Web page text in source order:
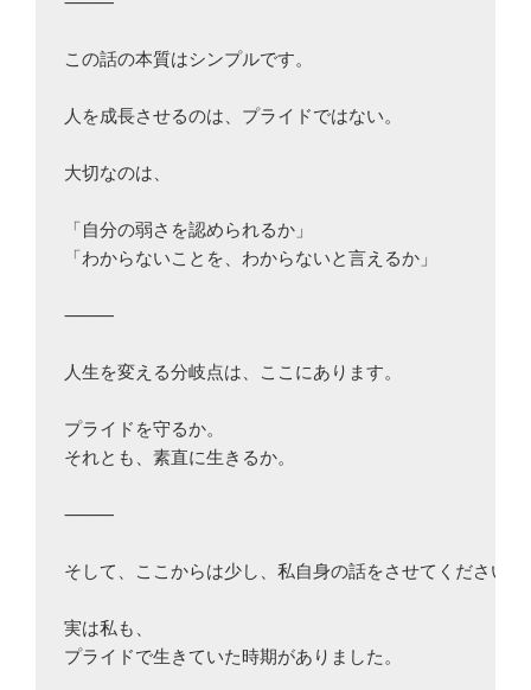
⸻
この話の本質はシンプルです。
人を成長させるのは、プライドではない。
大切なのは、
「自分の弱さを認められるか」
「わからないことを、わからないと言えるか」
⸻
人生を変える分岐点は、ここにあります。
プライドを守るか。
それとも、素直に生きるか。
⸻
そして、ここからは少し、私自身の話をさせてください。
実は私も、
プライドで生きていた時期がありました。